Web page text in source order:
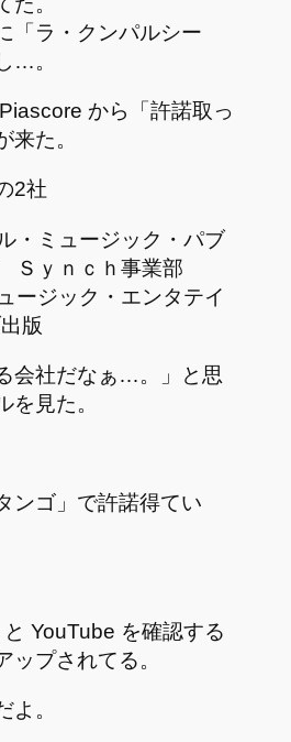
「ラ・クンパルシー
…。
から「許諾取っ
来た。
2社
・ミュージック・パブ
Ｓｙｎｃｈ事業部
ージック・エンタテイ
版
会社だなぁ…。」と思
を見た。
ンゴ」で許諾得てい
YouTube を確認する
ップされてる。
。